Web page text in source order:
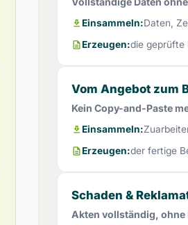
Einsammeln:Daten,
Erzeugen:die geprüfte
Vom Angebot zum
Kein Copy-and-Paste
Einsammeln:
Erzeugen:der fertige
Schaden &
Akten vollständig,